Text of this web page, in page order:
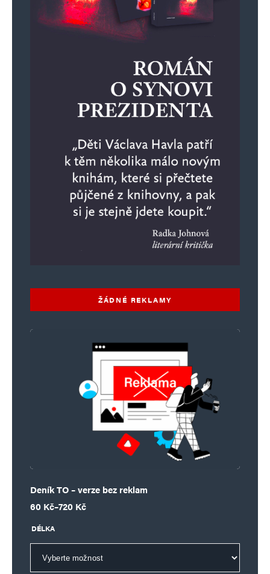
ŽÁDNÉ REKLAMY
Deník TO – verze bez reklam
60 Kč–720 Kč
Rozpětí cen: 60 Kč až 720 Kč
DÉLKA